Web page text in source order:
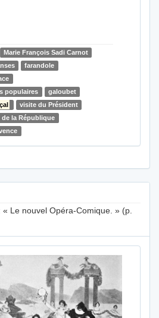
Marie François Sadi Carnot
farandole
populaires
galoubet
visite du Président
la République
« Le nouvel Opéra-Comique. » (p.